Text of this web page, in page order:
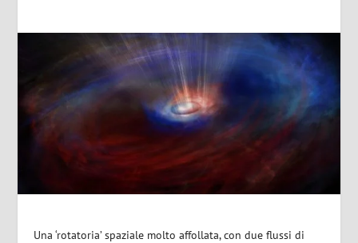
Una ‘rotatoria’ spaziale molto affollata, con due flussi di